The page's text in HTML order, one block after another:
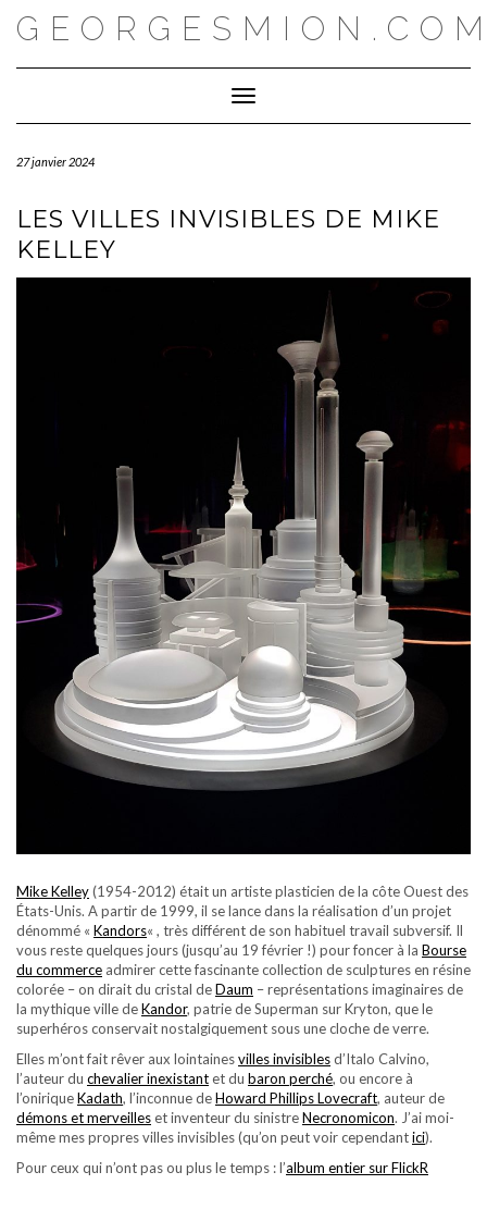
Toggle Navigation
27 janvier 2024
LES VILLES INVISIBLES DE MIKE
KELLEY
Mike Kelley(1954-2012) était un artiste plasticien de la côte Ouest des
États-Unis. A partir de 1999, il se lance dans la réalisation d’un projet
dénommé « Kandors« , très différent de son habituel travail subversif. Il
vous reste quelques jours (jusqu’au 19 février !) pour foncer à la Bourse
du commerce admirer cette fascinante collection de sculptures en résine
colorée – on dirait du cristal deDaum – représentations imaginaires de
la mythique ville deKandor, patrie de Superman sur Kryton, que le
superhéros conservait nostalgiquement sous une cloche de verre.
Elles m’ont fait rêver aux lointainesvilles invisiblesd’Italo Calvino,
l’auteur du chevalier inexistantet du baron perché, ou encore à
l’oniriqueKadath, l’inconnue deHoward Phillips Lovecraft, auteur de
démons et merveilleset inventeur du sinistreNecronomicon. J’ai moi-
même mes propres villes invisibles (qu’on peut voir cependantici).
Pour ceux qui n’ont pas ou plus le temps : l’album entier sur FlickR